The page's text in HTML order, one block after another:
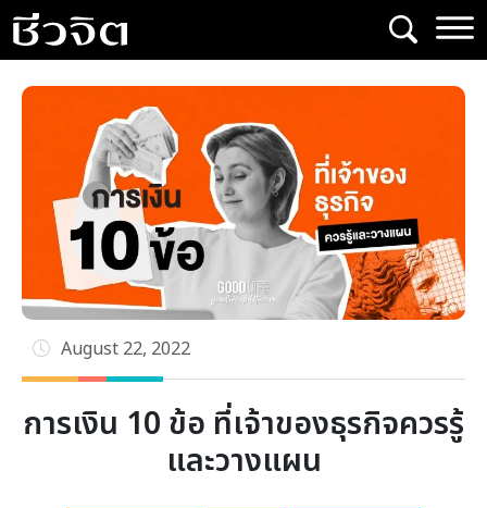
Skip
to
content
August 22, 2022
การเงิน 10 ข้อ ที่เจ้าของธุรกิจควรรู้
และวางแผน